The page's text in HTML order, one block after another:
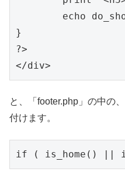
echo
}
?>
と、「footer.php」の中の
付けます。
if ( is_home() ||